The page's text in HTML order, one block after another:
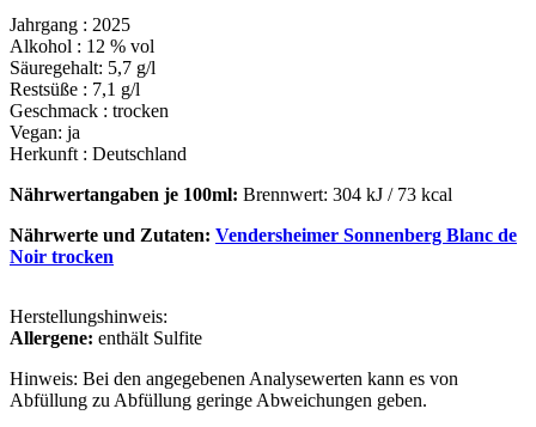
Jahrgang : 2025
Alkohol : 12 % vol
Säuregehalt: 5,7 g/l
Restsüße : 7,1 g/l
Geschmack : trocken
Vegan: ja
Herkunft : Deutschland
Nährwertangaben je 100ml: Brennwert: 304 kJ / 73 kcal
Nährwerte und Zutaten: Vendersheimer Sonnenberg Blanc de
Noir trocken
Herstellungshinweis:
Allergene: enthält Sulfite
Hinweis: Bei den angegebenen Analysewerten kann es von
Abfüllung zu Abfüllung geringe Abweichungen geben.